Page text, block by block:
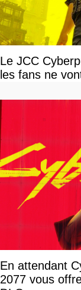
Le JCC
les fans ne
En attendant
2077 vous